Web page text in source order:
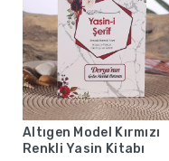
Altıgen Model Kırmızı
Renkli Yasin Kitabı